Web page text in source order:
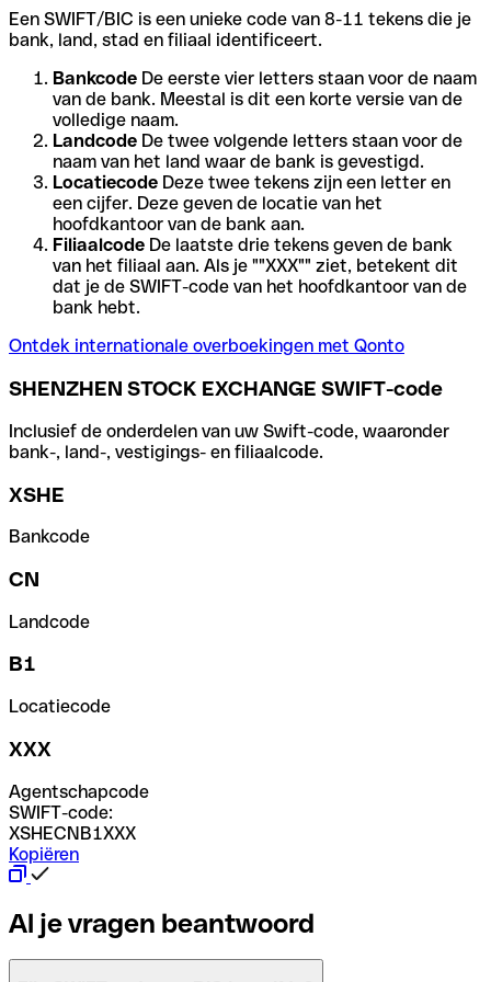
Een SWIFT/BIC is een unieke code van 8-11 tekens die je
bank, land, stad en filiaal identificeert.
Bankcode De eerste vier letters staan voor de naam
van de bank. Meestal is dit een korte versie van de
volledige naam.
Landcode De twee volgende letters staan voor de
naam van het land waar de bank is gevestigd.
Locatiecode Deze twee tekens zijn een letter en
een cijfer. Deze geven de locatie van het
hoofdkantoor van de bank aan.
Filiaalcode De laatste drie tekens geven de bank
van het filiaal aan. Als je ""XXX"" ziet, betekent dit
dat je de SWIFT-code van het hoofdkantoor van de
bank hebt.
Ontdek internationale overboekingen met Qonto
SHENZHEN STOCK EXCHANGE SWIFT-code
Inclusief de onderdelen van uw Swift-code, waaronder
bank-, land-, vestigings- en filiaalcode.
XSHE
Bankcode
CN
Landcode
B1
Locatiecode
XXX
Agentschapcode
SWIFT-code:
XSHECNB1XXX
Kopiëren
Al je vragen beantwoord